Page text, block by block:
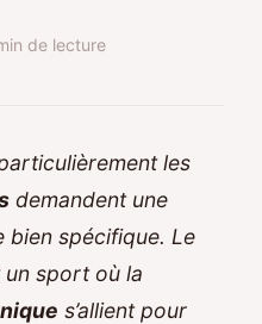
de lecture
les
demandent une
bien spécifique. Le
un sport où la
s’allient pour